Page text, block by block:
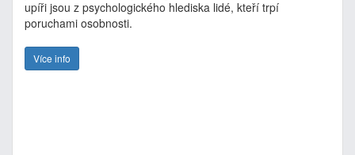
upíři jsou z psychologického hlediska lidé, kteří trpí
poruchami osobnosti.
Více info